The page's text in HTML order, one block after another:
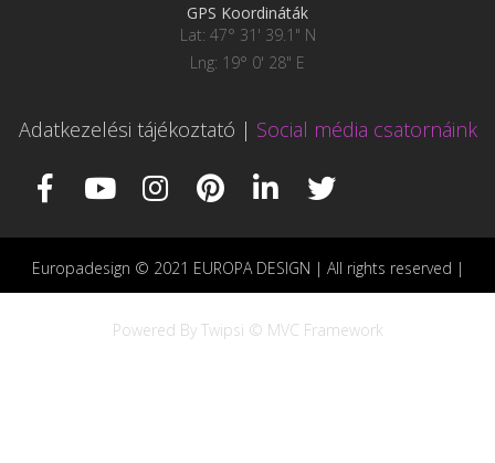
GPS Koordináták
Lat: 47° 31' 39.1" N
Lng: 19° 0' 28" E
Adatkezelési tájékoztató | Social média csatornáink
Europadesign © 2021 EUROPA DESIGN | All rights reserved |
Powered By Twipsi © MVC Framework